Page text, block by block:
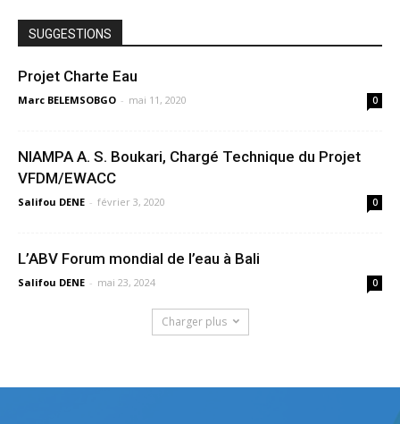
SUGGESTIONS
Projet Charte Eau
Marc BELEMSOBGO - mai 11, 2020 0
NIAMPA A. S. Boukari, Chargé Technique du Projet
VFDM/EWACC
Salifou DENE - février 3, 2020 0
L’ABV Forum mondial de l’eau à Bali
Salifou DENE - mai 23, 2024 0
Charger plus